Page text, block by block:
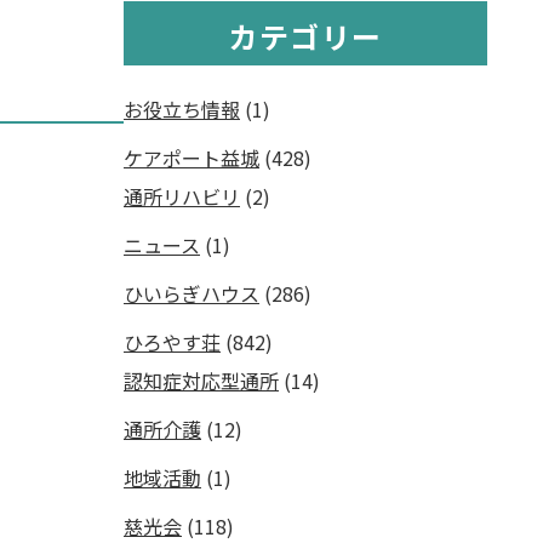
カテゴリー
お役立ち情報 (1)
ケアポート益城 (428)
通所リハビリ (2)
ニュース (1)
ひいらぎハウス (286)
ひろやす荘 (842)
認知症対応型通所 (14)
通所介護 (12)
地域活動 (1)
慈光会 (118)